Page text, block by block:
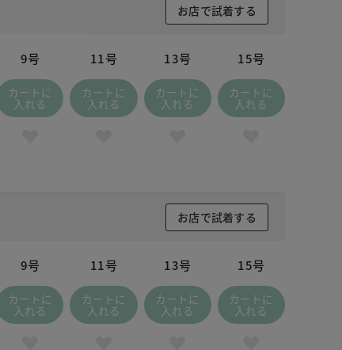
お店で試着する
9号
カートに
入れる
11号
カートに
入れる
13号
カートに
入れる
15号
カートに
入れる
お店で試着する
9号
カートに
入れる
11号
カートに
入れる
13号
カートに
入れる
15号
カートに
入れる